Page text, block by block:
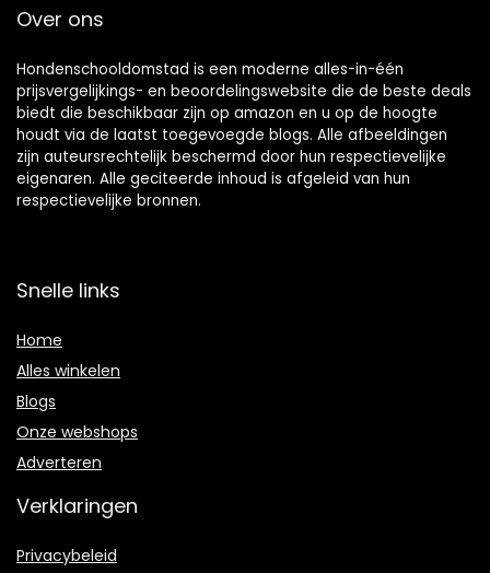
Over ons
Hondenschooldomstad is een moderne alles-in-één
prijsvergelijkings- en beoordelingswebsite die de beste deals
biedt die beschikbaar zijn op amazon en u op de hoogte
houdt via de laatst toegevoegde blogs. Alle afbeeldingen
zijn auteursrechtelijk beschermd door hun respectievelijke
eigenaren. Alle geciteerde inhoud is afgeleid van hun
respectievelijke bronnen.
Snelle links
Home
Alles winkelen
Blogs
Onze webshops
Adverteren
Verklaringen
Privacybeleid